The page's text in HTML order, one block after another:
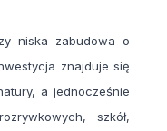
niska zabudowa o
znajduje się
a jednocześnie
szkół,